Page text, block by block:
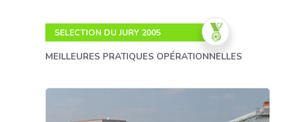
SELECTION DU JURY 2005
MEILLEURES PRATIQUES OPÉRATIONNELLES
L'innovation au pouvoir